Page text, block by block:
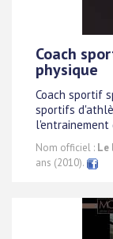
Coach
physique
Coach sportif
sportifs
l'entrainement
Nom officiel : Le
ans (2010).